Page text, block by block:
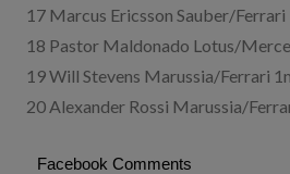
17 Marcus Ericsson Sauber/
18 Pastor Maldonado Lotus/
19 Will Stevens Marussia/Ferrari
20 Alexander Rossi Marussia/
Facebook Comments